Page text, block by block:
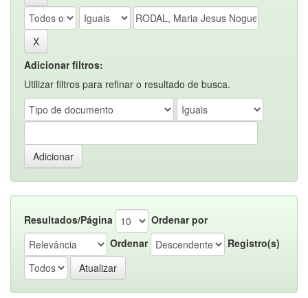
Adicionar filtros:
Utilizar filtros para refinar o resultado de busca.
Resultados/Página
Ordenar por
Ordenar
Registro(s)